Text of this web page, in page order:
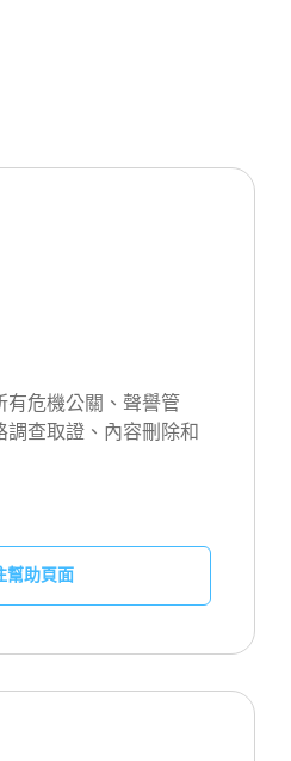
有危機公關、聲譽管
查取證、內容刪除和
幫助頁面